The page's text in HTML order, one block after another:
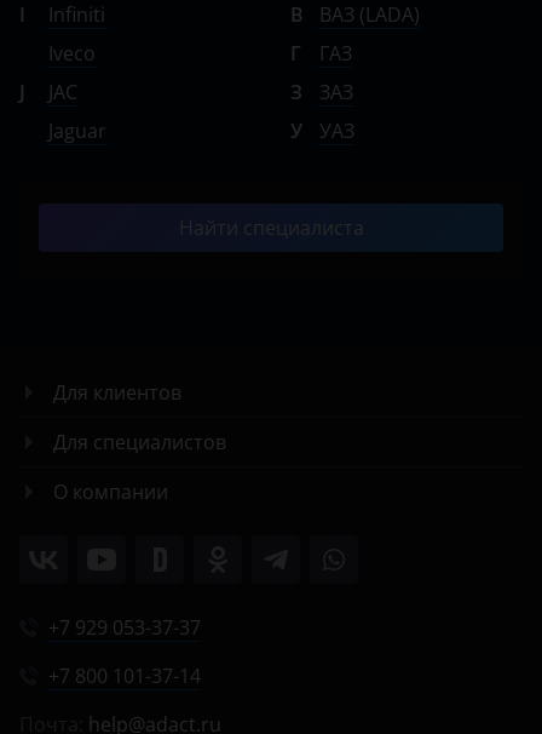
I
Infiniti
Iveco
J
JAC
Jaguar
В
ВАЗ (LADA)
Г
ГАЗ
З
ЗАЗ
У
УАЗ
Найти специалиста
Для клиентов
Для специалистов
О компании
+7 929 053-37-37
+7 800 101-37-14
help@adact.ru